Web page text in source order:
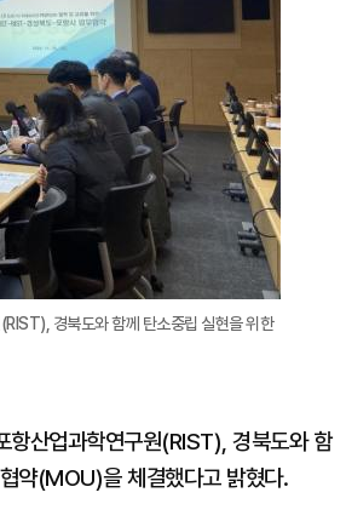
경북도와 함께 탄소중립 실현을 위한
산업과학연구원(RIST), 경북도와 함
약(MOU)을 체결했다고 밝혔다.